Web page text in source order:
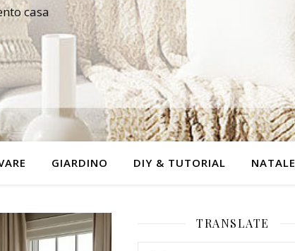
casa
GIARDINO DIY & TUTORIAL NATALE
TRANSLATE